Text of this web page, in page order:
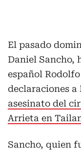
El pasado
Daniel Sancho,
español
declaraciones a
asesinato del
Arrieta en
Sancho, quien